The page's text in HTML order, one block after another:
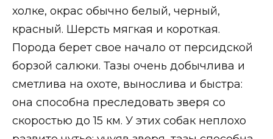
холке, окрас обычно белый, черный,
красный. Шерсть мягкая и короткая.
Порода берет свое начало от персидской
борзой салюки. Тазы очень добычлива и
сметлива на охоте, вынослива и быстра:
она способна преследовать зверя со
скоростью до 15 км. У этих собак неплохо